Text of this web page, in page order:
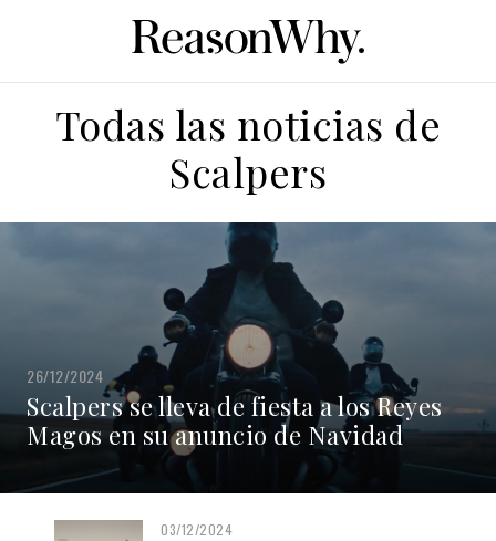
Todas las noticias de
Scalpers
26/12/2024
Scalpers se lleva de fiesta a los Reyes
Magos en su anuncio de Navidad
03/12/2024